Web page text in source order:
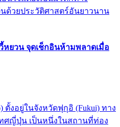
วยประวัติศาสตร์อันยาวนาน
หยวน จุดเช็กอินห้ามพลาดเมื่อ
ตั้งอยู่ในจังหวัดฟุกุอิ (Fukui) ทาง
ศญี่ปุ่น เป็นหนึ่งในสถานที่ท่อง